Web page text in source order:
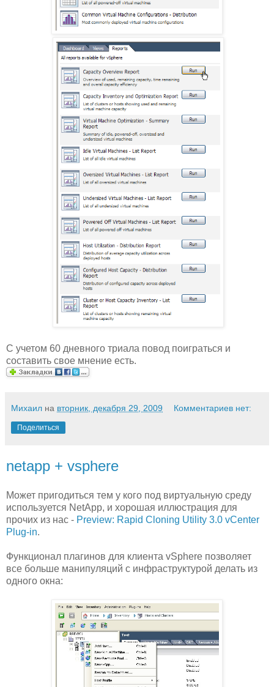
С учетом 60 дневного триала повод поиграться и
составить свое мнение есть.
Михаил на вторник, декабря 29, 2009 Комментариев нет:
Поделиться
netapp + vsphere
Может пригодиться тем у кого под виртуальную среду
используется NetApp, и хорошая иллюстрация для
прочих из нас - Preview: Rapid Cloning Utility 3.0 vCenter
Plug-in.
Функционал плагинов для клиента vSphere позволяет
все больше манипуляций с инфраструктурой делать из
одного окна: